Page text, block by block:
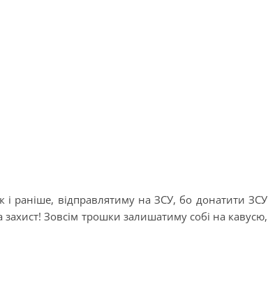
раніше, відправлятиму на ЗСУ, бо донатити ЗСУ
захист! Зовсім трошки залишатиму собі на кавусю,